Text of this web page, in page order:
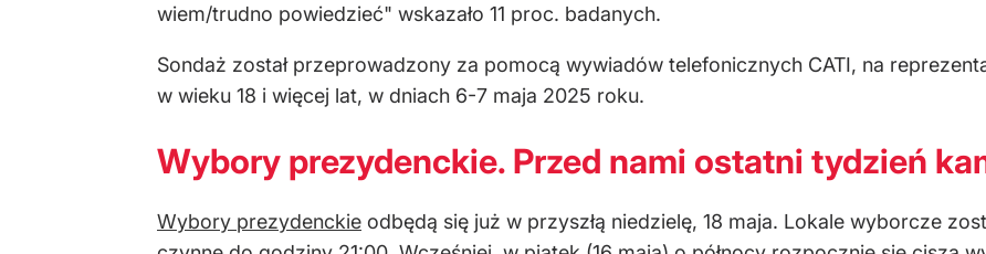
wiem/trudno powiedzieć" wskazało 11 proc. badanych.
Sondaż został przeprowadzony za pomocą wywiadów telefonicznych CATI, na
w wieku 18 i więcej lat, w dniach 6-7 maja 2025 roku.
Wybory prezydenckie. Przed nami ostatni tydzień
Wybory prezydenckie odbędą się już w przyszłą niedzielę, 18 maja. Lokale wyborcze